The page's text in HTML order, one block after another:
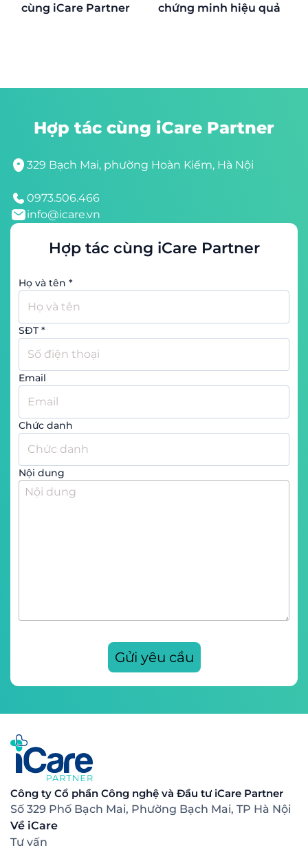
cùng iCare Partner
chứng minh hiệu quả
Tầng 9, toà nhà Minori, số 67A Trương Định,
0973.506.466
info@icare.vn
Họ và tên *
SĐT*
Email
Chức danh
Nội dung
Công ty Cổ phần Công nghệ và Đầu tư iCare Partner
Số 329 Phố Bạch Mai, Phường Bạch Mai, TP Hà Nội
Về iCare
Tư vấn